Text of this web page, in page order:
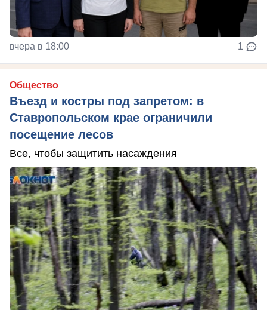
вчера в 18:00 1
Общество
Въезд и костры под запретом: в
Ставропольском крае ограничили
посещение лесов
Все, чтобы защитить насаждения